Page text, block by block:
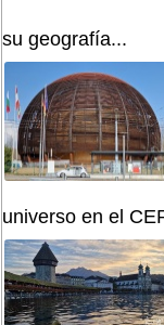
su geografía...
universo en el